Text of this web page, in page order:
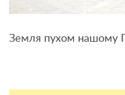
Земля пухом нашому